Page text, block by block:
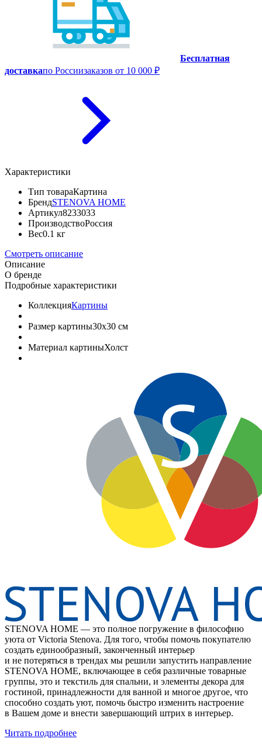
Бесплатная
доставкапо Россиизаказов от 10 000 ₽
Характеристики
Тип товараКартина
БрендSTENOVA HOME
Артикул8233033
ПроизводствоРоссия
Вес0.1 кг
Смотреть описание
Описание
О бренде
Подробные характеристики
КоллекцияКартины
Размер картины30x30 см
Материал картиныХолст
STENOVA HOME — это полное погружение в философию
уюта от Victoria Stenova. Для того, чтобы помочь покупателю
создать единообразный, законченный интерьер
и не потеряться в трендах мы решили запустить направление
STENOVA HOME, включающее в себя различные товарные
группы, это и текстиль для спальни, и элементы декора для
гостиной, принадлежности для ванной и многое другое, что
способно создать уют, помочь быстро изменить настроение
в Вашем доме и внести завершающий штрих в интерьер.
Читать подробнее